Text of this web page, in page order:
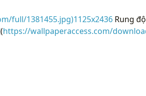
full/1381455.jpg)1125x2436Rung
https://wallpaperaccess.com/